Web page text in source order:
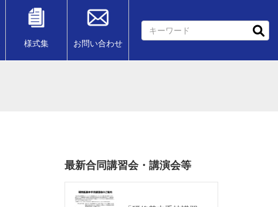
様式集 お問い合わせ
最新合同講習会・講演会等